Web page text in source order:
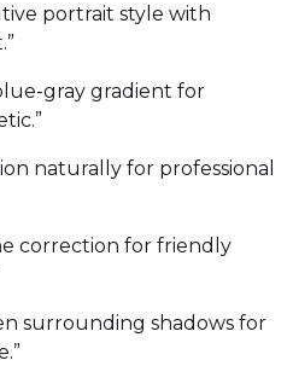
portrait style with
gray gradient for
naturally for professional
correction for friendly
surrounding shadows for